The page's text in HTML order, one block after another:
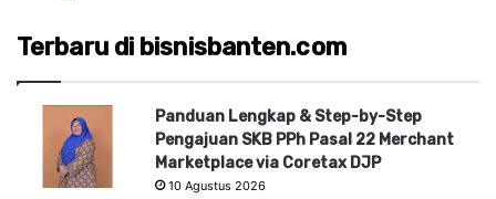
Terbaru di bisnisbanten.com
Panduan Lengkap & Step-by-Step
Pengajuan SKB PPh Pasal 22 Merchant
Marketplace via Coretax DJP
10 Agustus 2026